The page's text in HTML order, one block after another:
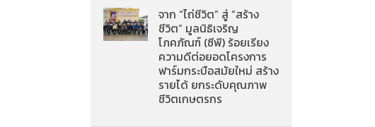
จาก “ไถ่ชีวิต” สู่ “สร้าง
ชีวิต” มูลนิธิเจริญ
โภคภัณฑ์ (ซีพี) ร้อยเรียง
ความดีต่อยอดโครงการ
ฟาร์มกระบือสมัยใหม่ สร้าง
รายได้ ยกระดับคุณภาพ
ชีวิตเกษตรกร